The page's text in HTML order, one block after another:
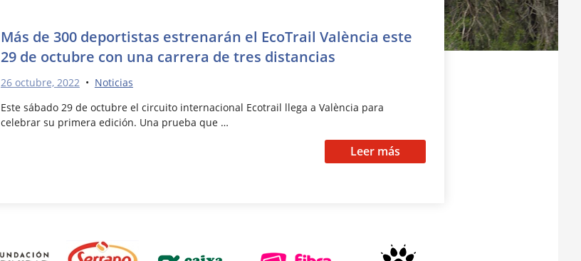
Más de 300 deportistas estrenarán el EcoTrail València este
29 de octubre con una carrera de tres distancias
26 octubre, 2022 • Noticias
Este sábado 29 de octubre el circuito internacional Ecotrail llega a València para
celebrar su primera edición. Una prueba que …
Leer más